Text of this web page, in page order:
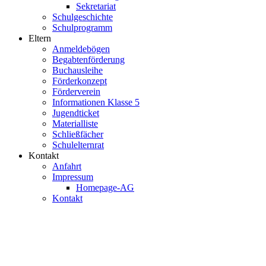
Sekretariat
Schulgeschichte
Schulprogramm
Eltern
Anmeldebögen
Begabtenförderung
Buchausleihe
Förderkonzept
Förderverein
Informationen Klasse 5
Jugendticket
Materialliste
Schließfächer
Schulelternrat
Kontakt
Anfahrt
Impressum
Homepage-AG
Kontakt